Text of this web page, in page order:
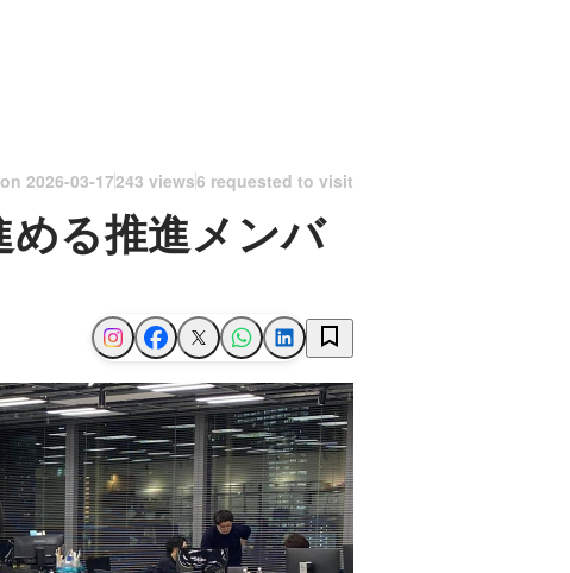
on 2026-03-17243 views6 requested to visit
める推進メンバ